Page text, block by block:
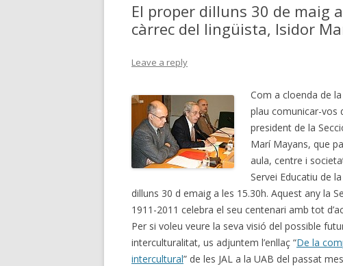
El proper dilluns 30 de maig
càrrec del lingüista, Isidor
Leave a reply
Com a cloenda de
plau comunicar-vos
president de la
Marí Mayans, que
aula, centre i
Servei Educatiu de
dilluns 30 d emaig a les 15.30h. Aquest any la
1911-2011 celebra el seu centenari amb tot
Per si voleu veure la seva visió del possible
interculturalitat, us adjuntem l’enllaç “De la
intercultural” de les JAL a la UAB del passat